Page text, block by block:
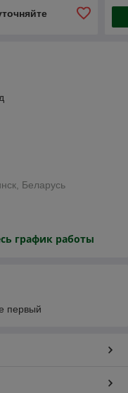
Беларусь
график работы
первый